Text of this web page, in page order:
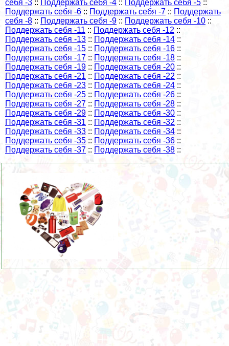
себя -3 :: Поддержать себя -4 :: Поддержать себя -5 ::
Поддержать себя -6 :: Поддержать себя -7 :: Поддержать
себя -8 :: Поддержать себя -9 :: Поддержать себя -10 ::
Поддержать себя -11 :: Поддержать себя -12 ::
Поддержать себя -13 :: Поддержать себя -14 ::
Поддержать себя -15 :: Поддержать себя -16 ::
Поддержать себя -17 :: Поддержать себя -18 ::
Поддержать себя -19 :: Поддержать себя -20 ::
Поддержать себя -21 :: Поддержать себя -22 ::
Поддержать себя -23 :: Поддержать себя -24 ::
Поддержать себя -25 :: Поддержать себя -26 ::
Поддержать себя -27 :: Поддержать себя -28 ::
Поддержать себя -29 :: Поддержать себя -30 ::
Поддержать себя -31 :: Поддержать себя -32 ::
Поддержать себя -33 :: Поддержать себя -34 ::
Поддержать себя -35 :: Поддержать себя -36 ::
Поддержать себя -37 :: Поддержать себя -38 ::